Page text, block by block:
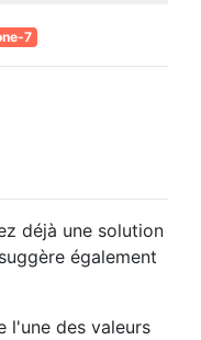
7
déjà une solution
également
l'une des valeurs